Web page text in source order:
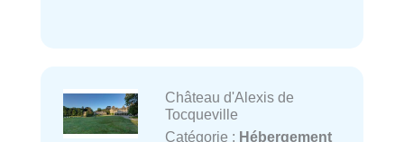
Château d'Alexis de
Tocqueville
Catégorie : Hébergement